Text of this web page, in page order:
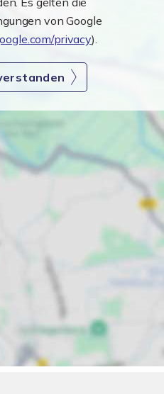
von Google
privacy).